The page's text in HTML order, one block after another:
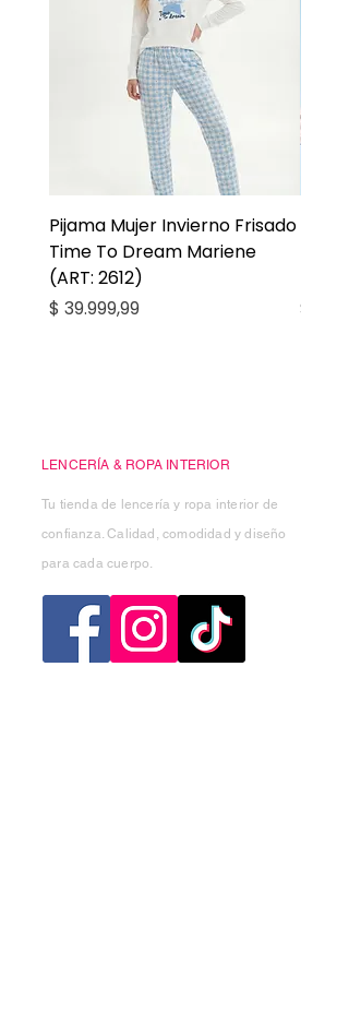
Pijama Mujer Invierno Frisado
Time To Dream Mariene
(ART: 2612)
Precio
$ 39.999,99
Precio
$
LENCERÍA & ROPA INTERIOR
Tu tienda de lencería y ropa interior de
confianza. Calidad, comodidad y diseño
para cada cuerpo.